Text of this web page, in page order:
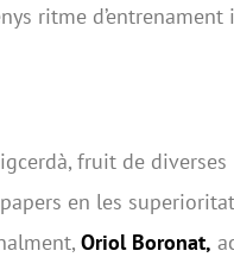
ritme d’entrenament
fruit de diverses
en les
Oriol Boronat,